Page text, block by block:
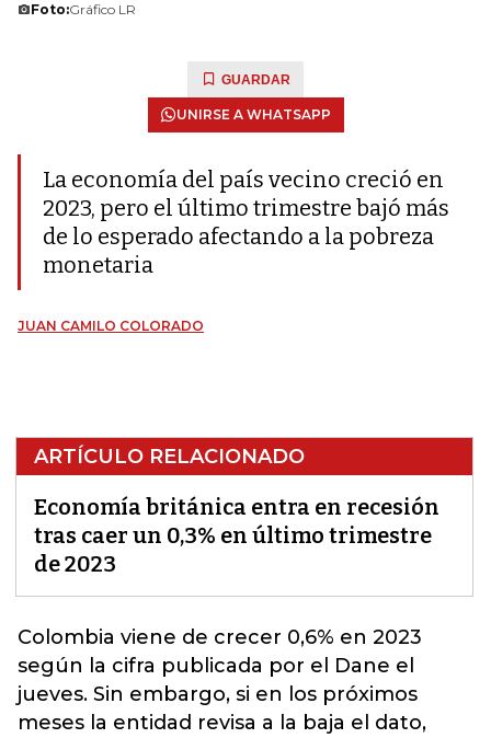
Foto:Gráfico LR
GUARDAR
UNIRSE A WHATSAPP
La economía del país vecino creció en
2023, pero el último trimestre bajó más
de lo esperado afectando a la pobreza
monetaria
JUAN CAMILO COLORADO
ARTÍCULO RELACIONADO
Economía británica entra en recesión
tras caer un 0,3% en último trimestre
de 2023
Colombia viene de crecer 0,6% en 2023
según la cifra publicada por el Dane el
jueves. Sin embargo, si en los próximos
meses la entidad revisa a la baja el dato,